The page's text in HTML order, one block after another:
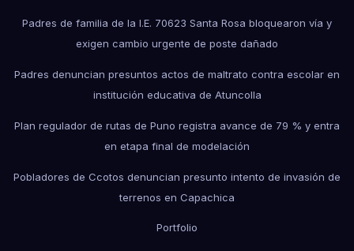
Padres de familia de la I.E. 70623 Santa Rosa bloquearon vía y
exigen cambio urgente de poste dañado
Padres denuncian presuntos actos de maltrato contra escolar en
institución educativa de Atuncolla
Plan regulador de rutas de Puno registra avance de 79 % y entra
en etapa final de modelación
Pobladores de Ccotos denuncian presunto intento de invasión de
terrenos en Capachica
Portfolio